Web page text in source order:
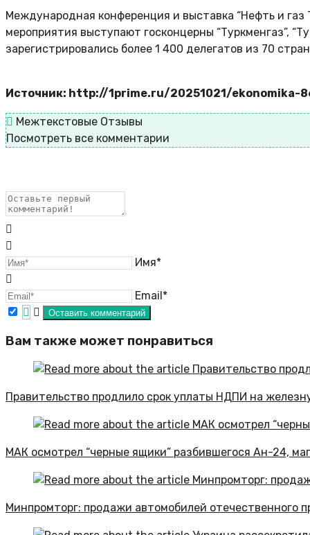
Международная конференция и выставка “Нефть и
мероприятия выступают госконцерны “Туркменгаз”,
зарегистрировались более 1 400 делегатов из 70
Источник: http://1prime.ru/20251021/ekonomika-
Межтекстовые Отзывы
Посмотреть все комментарии
Имя*
Email*
Вам также может понравиться
Правительство продлило срок уплаты НДПИ на
МАК осмотрел “черные ящики” разбившегося Ан-24,
Минпромторг: продажи автомобилей отечественного